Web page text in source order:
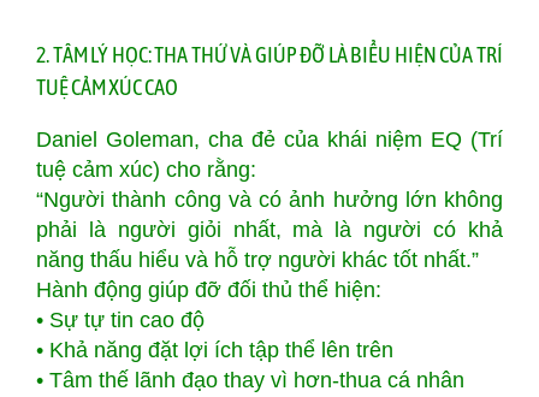
2. TÂM LÝ HỌC: THA THỨ VÀ GIÚP ĐỠ LÀ BIỂU HIỆN CỦA TRÍ
TUỆ CẢM XÚC CAO
Daniel Goleman, cha đẻ của khái niệm EQ (Trí
tuệ cảm xúc) cho rằng:
“Người thành công và có ảnh hưởng lớn không
phải là người giỏi nhất, mà là người có khả
năng thấu hiểu và hỗ trợ người khác tốt nhất.”
Hành động giúp đỡ đối thủ thể hiện:
• Sự tự tin cao độ
• Khả năng đặt lợi ích tập thể lên trên
• Tâm thế lãnh đạo thay vì hơn-thua cá nhân